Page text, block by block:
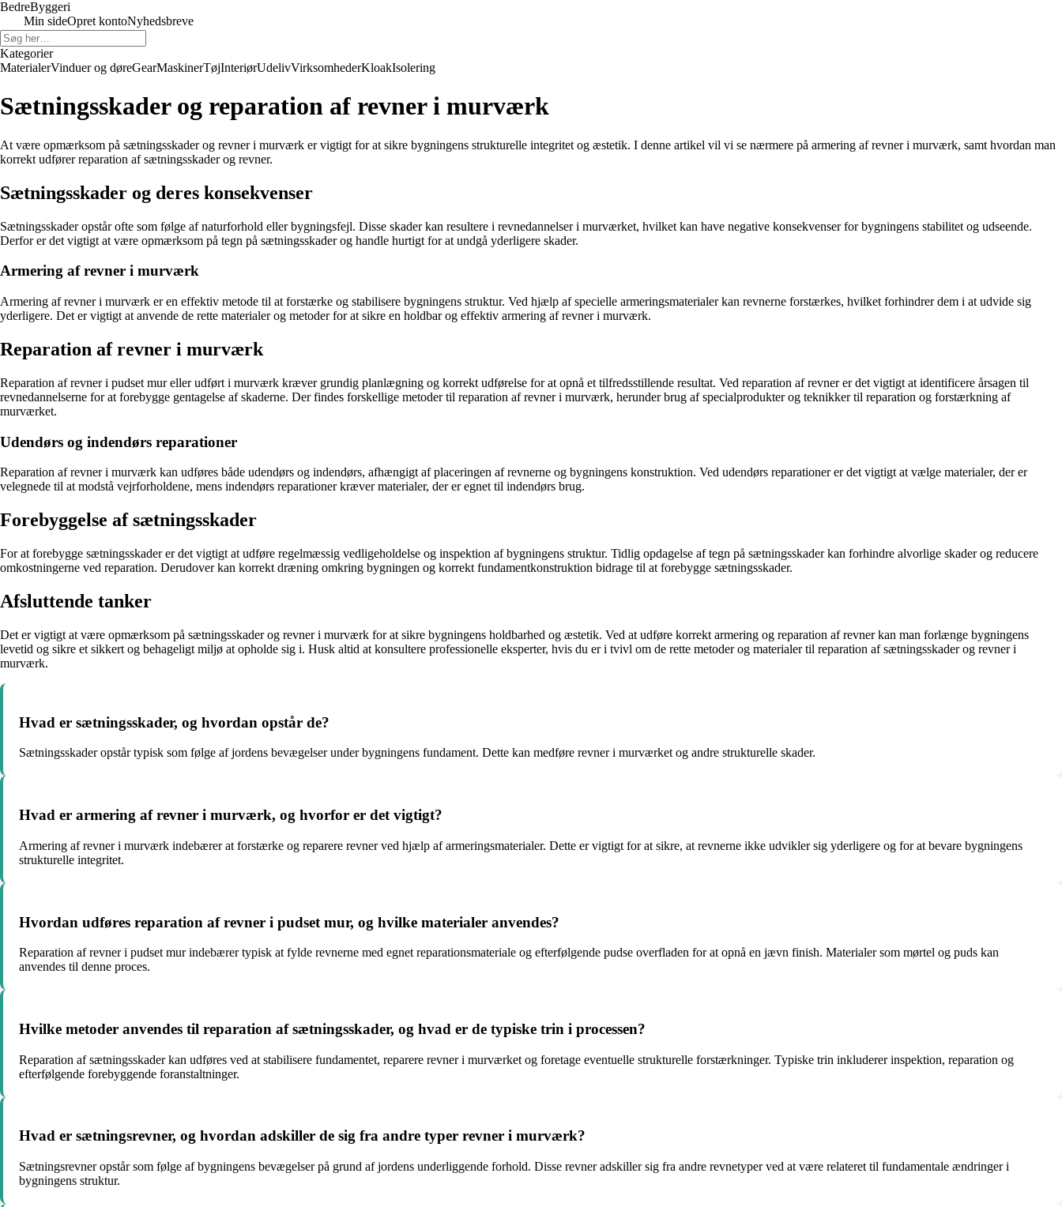
BedreByggeri
Min sideOpret kontoNyhedsbreve
Kategorier
MaterialerVinduer og døreGearMaskinerTøjInteriørUdelivVirksomhederKloakIsolering
Sætningsskader og reparation af revner i murværk
At være opmærksom på sætningsskader og revner i murværk er vigtigt for at sikre bygningens strukturelle integritet og æstetik. I denne artikel vil vi se nærmere på armering af revner i murværk, samt hvordan man
korrekt udfører reparation af sætningsskader og revner.
Sætningsskader og deres konsekvenser
Sætningsskader opstår ofte som følge af naturforhold eller bygningsfejl. Disse skader kan resultere i revnedannelser i murværket, hvilket kan have negative konsekvenser for bygningens stabilitet og udseende.
Derfor er det vigtigt at være opmærksom på tegn på sætningsskader og handle hurtigt for at undgå yderligere skader.
Armering af revner i murværk
Armering af revner i murværk er en effektiv metode til at forstærke og stabilisere bygningens struktur. Ved hjælp af specielle armeringsmaterialer kan revnerne forstærkes, hvilket forhindrer dem i at udvide sig
yderligere. Det er vigtigt at anvende de rette materialer og metoder for at sikre en holdbar og effektiv armering af revner i murværk.
Reparation af revner i murværk
Reparation af revner i pudset mur eller udført i murværk kræver grundig planlægning og korrekt udførelse for at opnå et tilfredsstillende resultat. Ved reparation af revner er det vigtigt at identificere årsagen til
revnedannelserne for at forebygge gentagelse af skaderne. Der findes forskellige metoder til reparation af revner i murværk, herunder brug af specialprodukter og teknikker til reparation og forstærkning af
murværket.
Udendørs og indendørs reparationer
Reparation af revner i murværk kan udføres både udendørs og indendørs, afhængigt af placeringen af revnerne og bygningens konstruktion. Ved udendørs reparationer er det vigtigt at vælge materialer, der er
velegnede til at modstå vejrforholdene, mens indendørs reparationer kræver materialer, der er egnet til indendørs brug.
Forebyggelse af sætningsskader
For at forebygge sætningsskader er det vigtigt at udføre regelmæssig vedligeholdelse og inspektion af bygningens struktur. Tidlig opdagelse af tegn på sætningsskader kan forhindre alvorlige skader og reducere
omkostningerne ved reparation. Derudover kan korrekt dræning omkring bygningen og korrekt fundamentkonstruktion bidrage til at forebygge sætningsskader.
Afsluttende tanker
Det er vigtigt at være opmærksom på sætningsskader og revner i murværk for at sikre bygningens holdbarhed og æstetik. Ved at udføre korrekt armering og reparation af revner kan man forlænge bygningens
levetid og sikre et sikkert og behageligt miljø at opholde sig i. Husk altid at konsultere professionelle eksperter, hvis du er i tvivl om de rette metoder og materialer til reparation af sætningsskader og revner i
murværk.
Hvad er sætningsskader, og hvordan opstår de?
Sætningsskader opstår typisk som følge af jordens bevægelser under bygningens fundament. Dette kan medføre revner i murværket og andre strukturelle skader.
Hvad er armering af revner i murværk, og hvorfor er det vigtigt?
Armering af revner i murværk indebærer at forstærke og reparere revner ved hjælp af armeringsmaterialer. Dette er vigtigt for at sikre, at revnerne ikke udvikler sig yderligere og for at bevare bygningens
strukturelle integritet.
Hvordan udføres reparation af revner i pudset mur, og hvilke materialer anvendes?
Reparation af revner i pudset mur indebærer typisk at fylde revnerne med egnet reparationsmateriale og efterfølgende pudse overfladen for at opnå en jævn finish. Materialer som mørtel og puds kan
anvendes til denne proces.
Hvilke metoder anvendes til reparation af sætningsskader, og hvad er de typiske trin i processen?
Reparation af sætningsskader kan udføres ved at stabilisere fundamentet, reparere revner i murværket og foretage eventuelle strukturelle forstærkninger. Typiske trin inkluderer inspektion, reparation og
efterfølgende forebyggende foranstaltninger.
Hvad er sætningsrevner, og hvordan adskiller de sig fra andre typer revner i murværk?
Sætningsrevner opstår som følge af bygningens bevægelser på grund af jordens underliggende forhold. Disse revner adskiller sig fra andre revnetyper ved at være relateret til fundamentale ændringer i
bygningens struktur.